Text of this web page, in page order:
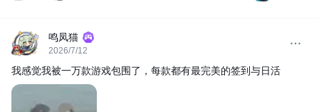
鸣凤猫
2026/7/12
我感觉我被一万款游戏包围了，每款都有最完美的签到与日活